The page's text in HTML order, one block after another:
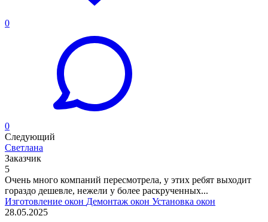
0
0
Следующий
Светлана
Заказчик
5
Очень много компаний пересмотрела, у этих ребят выходит
гораздо дешевле, нежели у более раскрученных...
Изготовление окон Демонтаж окон Установка окон
28.05.2025